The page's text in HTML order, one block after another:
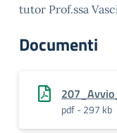
tutor Prof.ssa
Documenti
pdf - 297 kb